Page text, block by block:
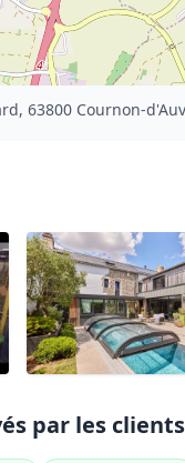
63800 Cournon-
par les clients